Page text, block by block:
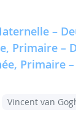
–
Primaire –
Primaire
Vincent van